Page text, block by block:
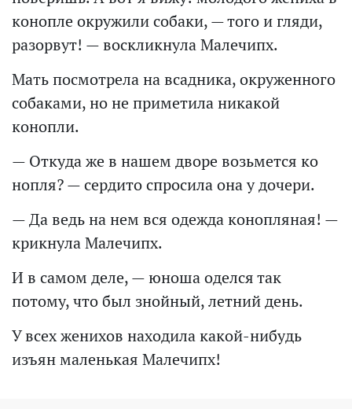
конопле окружили собаки, — того и гляди,
разорвут! — воскликнула Малечипх.
Мать посмотрела на всадника, окруженного
собаками, но не приметила никакой
конопли.
— Откуда же в нашем дворе возьмется ко
нопля? — сердито спросила она у дочери.
— Да ведь на нем вся одежда конопляная! —
крикнула Малечипх.
И в самом деле, — юноша оделся так
потому, что был знойный, летний день.
У всех женихов находила какой-нибудь
изъян маленькая Малечипх!